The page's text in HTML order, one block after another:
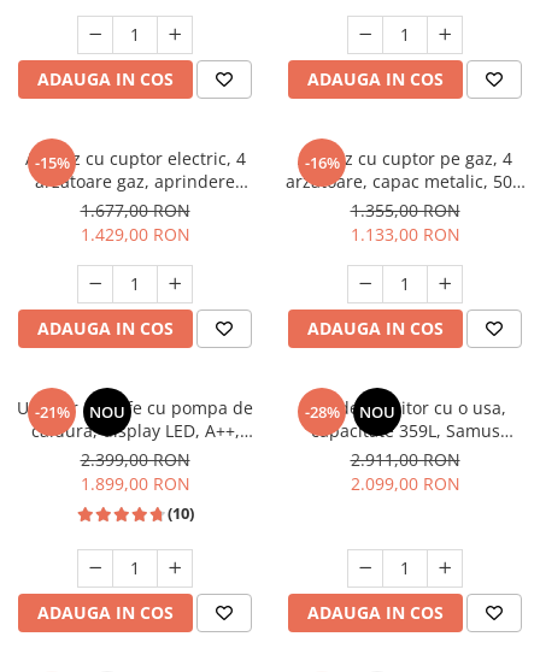
Masini de spalat vase incorporabile
Masini de spalat vase
independente
Pachete Incorporabile
Pirostrii & Arzatoare
Plasa umbrire
Pompe de stropit
Radiatoare
Semanatoare,Plantatoare
Sobe pe gaz & electrice
Suflante & Aspiratoare
Aspiratoare
Suflante Frunze
Unelte Gradinarit
Ventilatoare & Sisteme Racire
Aparate de aer conditionat
Scala Graphite Grey
ADAUGA IN COS ADAUGA IN COS
-15%
Aragaz cu cuptor electric, 4
arzatoare gaz, aprindere
electrica, ventilator, lumina
cuptor, Bej, NOBELTEK
1.677,00 RON
1.429,00 RON
ADAUGA IN COS
-16%
Aragaz cu cuptor pe gaz, 4
arzatoare, capac metalic, 50 x
60 cm, 2 in 1, GPL+GN, Gri,
LDK
1.355,00 RON
1.133,00 RON
ADAUGA IN COS
-21% NOU
Uscator de rufe cu pompa de
caldura, display LED, A++,
functie antisifonare, A++,
capacitate 8 kg, 13 programe
Heinner
2.399,00 RON
1.899,00 RON
(10)
ADAUGA IN COS
-28% NOU
Frigider, racitor cu o usa,
capacitate 359L, Samus
SRX474NFE
2.911,00 RON
2.099,00 RON
ADAUGA IN COS